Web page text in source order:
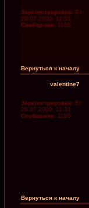
Зарегистрирован: Вт
28.07.2009, 11:31
Сообщения: 1185
Вернуться к началу
valentine7
Зарегистрирован: Вт
28.07.2009, 11:31
Сообщения: 1185
Вернуться к началу